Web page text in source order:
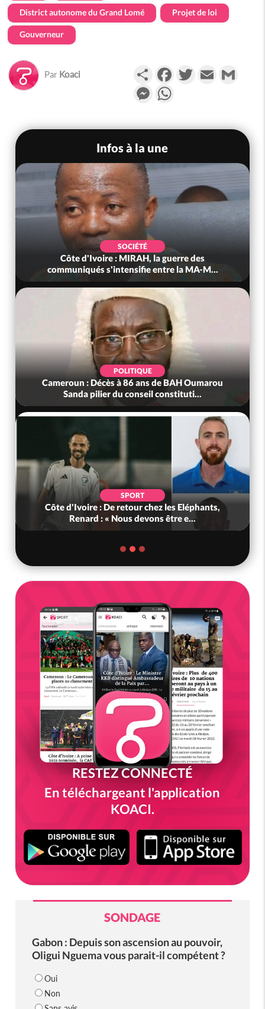
District autonome du Grand Lomé Projet de loi
Gouverneur
Par Koaci PartagerFacebookTwitterEmail
Messenger
Infos à la une
SOCIÉTÉ
Côte d'Ivoire : MIRAH, la guerre des
communiqués s'intensifie entre la MA-M...
POLITIQUE
Cameroun : Décès à 86 ans de BAH Oumarou
Sanda pilier du conseil constituti...
SPORT
Côte d'Ivoire : De retour chez les Eléphants,
Renard : « Nous devons être e...
RESTEZ CONNECTÉ
En téléchargeant l'application
KOACI.
SONDAGE
Gabon : Depuis son ascension au pouvoir,
Oligui Nguema vous parait-il compétent ?
Oui
Non